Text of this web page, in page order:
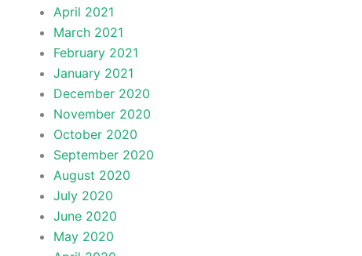
April 2021
March 2021
February 2021
January 2021
December 2020
November 2020
October 2020
September 2020
August 2020
July 2020
June 2020
May 2020